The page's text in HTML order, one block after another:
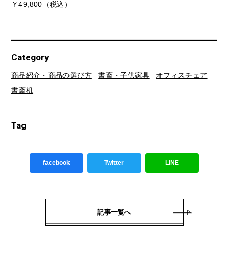
￥49,800（税込）
Category
商品紹介・商品の選び方 書斎・子供家具
オフィスチェア
書斎机
Tag
facebook Twitter LINE
記事一覧へ